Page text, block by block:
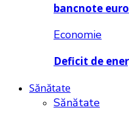
bancnote euro
Economie
Deficit de
Sănătate
Sănătate